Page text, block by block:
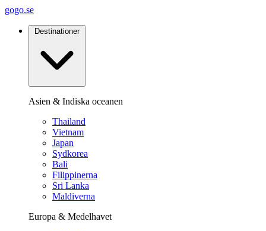
gogo.se
Destinationer
Asien & Indiska oceanen
Thailand
Vietnam
Japan
Sydkorea
Bali
Filippinerna
Sri Lanka
Maldiverna
Europa & Medelhavet